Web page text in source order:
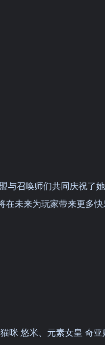
与召唤师们共同庆祝了
在未来为玩家带来更多快
咪 悠米、元素女皇 奇